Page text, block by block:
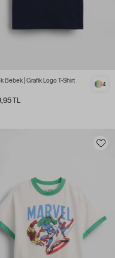
Erkek Bebek | Grafik Logo T-Shirt
TL
4